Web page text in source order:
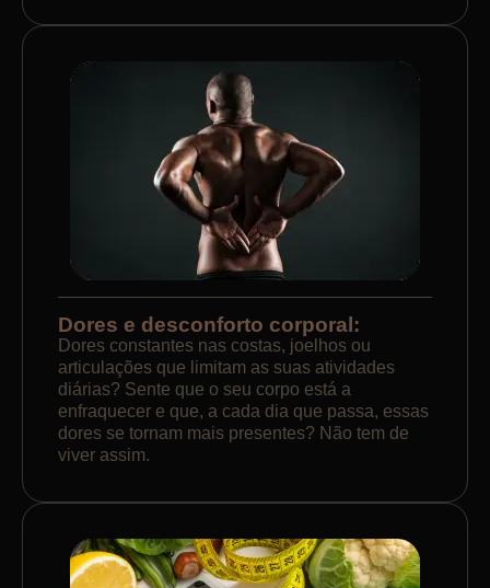
Dores e desconforto corporal:
Dores constantes nas costas, joelhos ou
articulações que limitam as suas atividades
diárias? Sente que o seu corpo está a
enfraquecer e que, a cada dia que passa, essas
dores se tornam mais presentes? Não tem de
viver assim.